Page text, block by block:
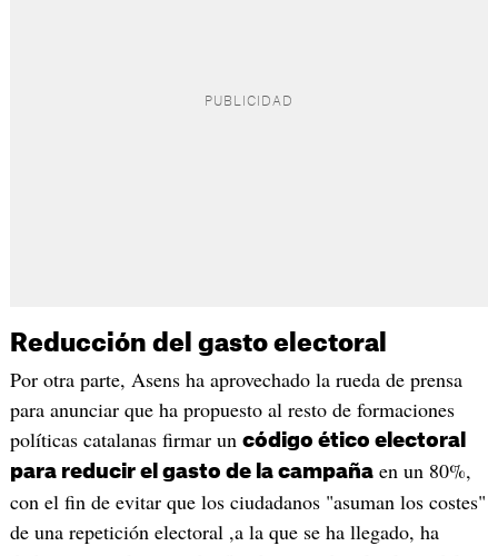
Reducción del gasto electoral
Por otra parte, Asens ha aprovechado la rueda de prensa
para anunciar que ha propuesto al resto de formaciones
políticas catalanas firmar un código ético electoral
para reducir el gasto de la campañaen un 80%,
con el fin de evitar que los ciudadanos "asuman los costes"
de una repetición electoral ,a la que se ha llegado, ha